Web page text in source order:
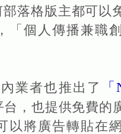
落格版主都可以
「個人傳播兼職
業者也推出了
，也提供免費的
以將廣告轉貼在